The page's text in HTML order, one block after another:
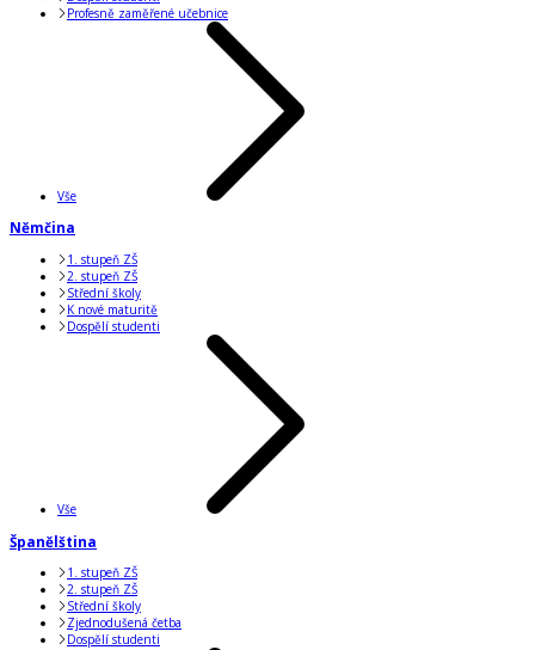
Profesně zaměřené učebnice
Vše
Němčina
1. stupeň ZŠ
2. stupeň ZŠ
Střední školy
K nové maturitě
Dospělí studenti
Vše
Španělština
1. stupeň ZŠ
2. stupeň ZŠ
Střední školy
Zjednodušená četba
Dospělí studenti